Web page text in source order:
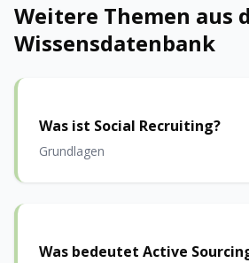
Weitere Themen aus
Wissensdatenbank
Was ist Social Recruiting?
Grundlagen
Was bedeutet Active